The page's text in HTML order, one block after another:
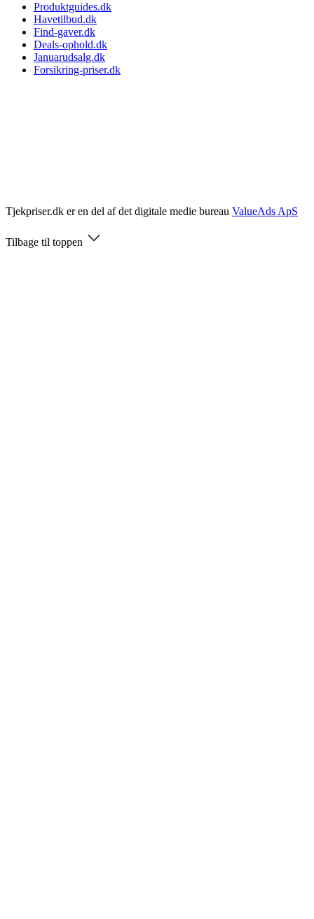
Produktguides.dk
Havetilbud.dk
Find-gaver.dk
Deals-ophold.dk
Januarudsalg.dk
Forsikring-priser.dk
Tjekpriser.dk er en del af det digitale medie bureau ValueAds ApS
Tilbage til toppen